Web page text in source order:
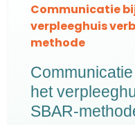
Communicatie
verpleeghuis
methode
het
SBAR-